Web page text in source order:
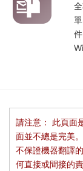
請注意： 此頁面
面並不總是完美
不保證機器翻譯
何直接或間接的